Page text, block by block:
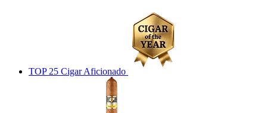
TOP 25 Cigar Aficionado